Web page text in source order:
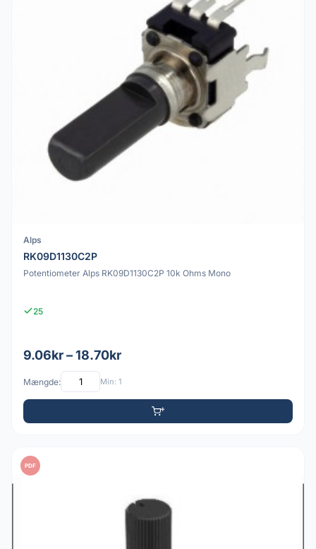
Alps
RK09D1130C2P
Potentiometer Alps RK09D1130C2P 10k Ohms Mono
25
9.06kr – 18.70kr
Mængde: Min: 1
PDF